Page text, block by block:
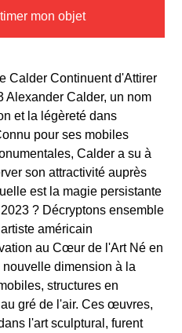
mon objet
Calder Continuent d'Attirer
Alexander Calder, un nom
et la légèreté dans
pour ses mobiles
Calder a su à
son attractivité auprès
est la magie persistante
? Décryptons ensemble
américain
au Cœur de l'Art Né en
dimension à la
structures en
gré de l'air. Ces œuvres,
l'art sculptural, furent